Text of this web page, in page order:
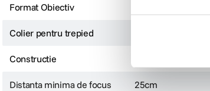
Format Obiectiv
Colier pentru trepied
Constructie
Distanta minima de focus 25cm